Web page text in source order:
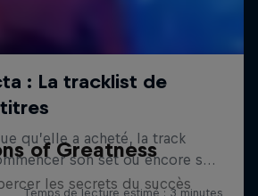
of Greatness
les secrets du succès